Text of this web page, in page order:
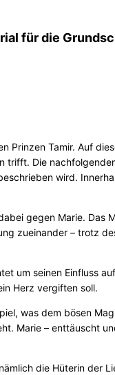
für die
Prinzen Tamir. Auf
trifft. Die
wird.
gegen Marie. Das
zueinander – trotz
um seinen Einfluss
Herz vergiften soll.
was dem bösen
Marie – enttäuscht
die Hüterin der